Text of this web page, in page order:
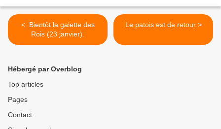
< Bientôt la galette des
Rois (23 janvier).
Le patois est de retour >
Hébergé par Overblog
Top articles
Pages
Contact